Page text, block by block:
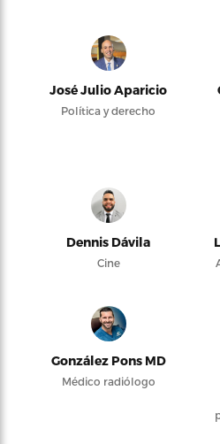
José Julio Aparicio
Política y derecho
Dennis Dávila
Cine
González Pons MD
Médico radiólogo